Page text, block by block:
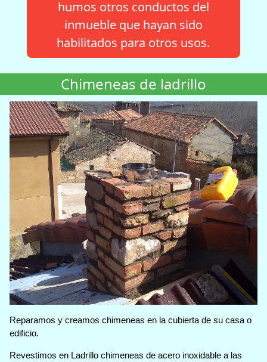
humos otros conductos del
inmueble que hayan sido
habilitados para otros usos.
Chimeneas de ladrillo
Reparamos y creamos chimeneas en la cubierta de su casa o
edificio.
Revestimos en Ladrillo chimeneas de acero inoxidable a las